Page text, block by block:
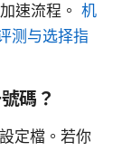
速流程。 机
测与选择指
碼？
定檔。若你